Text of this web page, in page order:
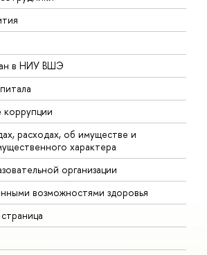
в НИУ ВШЭ
расходах, об имуществе и
характера
организации
возможностями здоровья